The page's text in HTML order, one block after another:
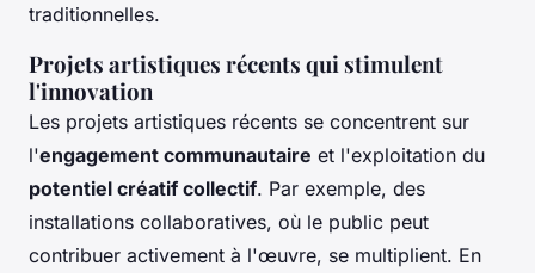
traditionnelles.
Projets artistiques récents qui stimulent
l'innovation
Les projets artistiques récents se concentrent sur
l'engagement communautaire et l'exploitation du
potentiel créatif collectif. Par exemple, des
installations collaboratives, où le public peut
contribuer activement à l'œuvre, se multiplient. En